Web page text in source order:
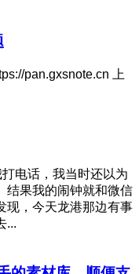
pan.gxsnote.cn 上
电话，我当时还以为
结果我的闹钟就和微信
现，今天龙港那边有事
...